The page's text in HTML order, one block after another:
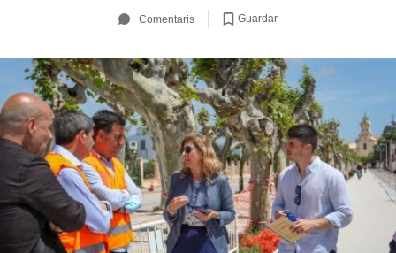
Comentaris Guardar